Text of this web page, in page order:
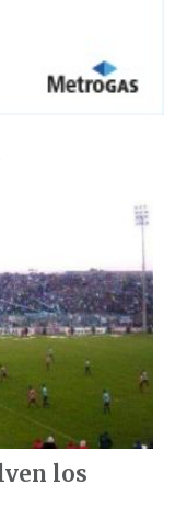
los